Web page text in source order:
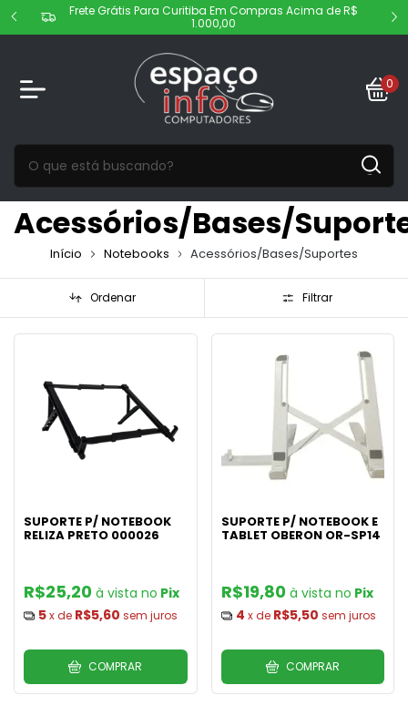
Frete Grátis Para Curitiba Em Compras Acima de R$
1.000,00
0
Acessórios/Bases/
Início Notebooks Acessórios/Bases/Suportes
Ordenar Filtrar
SUPORTE P/ NOTEBOOK
RELIZA PRETO 000026
R$25,20
Pix
5x de R$5,60 sem juros
COMPRAR
SUPORTE P/ NOTEBOOK E
TABLET OBERON OR-SP14
R$19,80
Pix
4 x de R$5,50 sem juros
COMPRAR